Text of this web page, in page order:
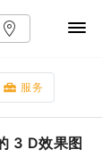
服务
3 D效果图